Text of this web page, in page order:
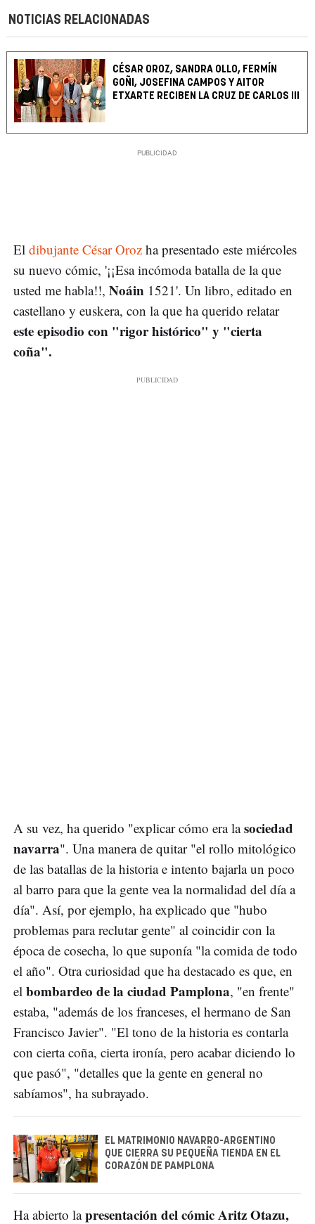
NOTICIAS RELACIONADAS
CÉSAR OROZ, SANDRA OLLO, FERMÍN
GOÑI, JOSEFINA CAMPOS Y AITOR
ETXARTE RECIBEN LA CRUZ DE CARLOS III
El dibujante César Oroz ha presentado este miércoles
su nuevo cómic, '¡¡Esa incómoda batalla de la que
usted me habla!!, Noáin 1521'. Un libro, editado en
castellano y euskera, con la que ha querido relatar
este episodio con "rigor histórico" y "cierta
coña".
A su vez, ha querido "explicar cómo era lasociedad
navarra". Una manera de quitar "el rollo mitológico
de las batallas de la historia e intento bajarla un poco
al barro para que la gente vea la normalidad del día a
día". Así, por ejemplo, ha explicado que "hubo
problemas para reclutar gente" al coincidir con la
época de cosecha, lo que suponía "la comida de todo
el año". Otra curiosidad que ha destacado es que, en
el bombardeo de la ciudad Pamplona, "en frente"
estaba, "además de los franceses, el hermano de San
Francisco Javier". "El tono de la historia es contarla
con cierta coña, cierta ironía, pero acabar diciendo lo
que pasó", "detalles que la gente en general no
sabíamos", ha subrayado.
EL MATRIMONIO NAVARRO-ARGENTINO
QUE CIERRA SU PEQUEÑA TIENDA EN EL
CORAZÓN DE PAMPLONA
Ha abierto lapresentación del cómic Aritz Otazu,